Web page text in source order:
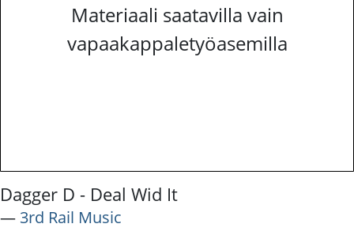
Materiaali saatavilla vain
vapaakappaletyöasemilla
Dagger D - Deal Wid It
― 3rd Rail Music